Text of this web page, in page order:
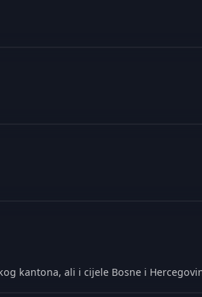
kantona, ali i cijele Bosne i